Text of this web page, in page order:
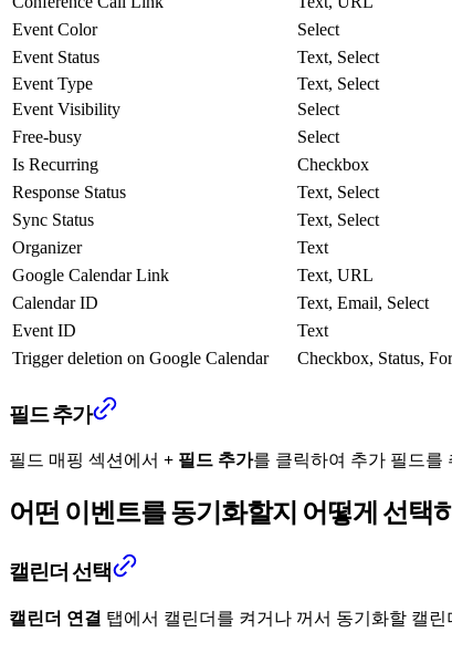
Event Color
Select
Event Status
Text, Select
Event Type
Text, Select
Event Visibility
Select
Free-busy
Select
Is Recurring
Checkbox
Response Status
Text, Select
Sync Status
Text, Select
Organizer
Text
Google Calendar Link
Text, URL
Calendar ID
Text, Email, Select
Event ID
Text
Trigger deletion on Google Calendar
Checkbox, Status,
필드 추가
필드 매핑 섹션에서 + 필드 추가를 클릭하여 추가 필드를
어떤 이벤트를 동기화할지 어떻게 선택
캘린더 선택
캘린더 연결 탭에서 캘린더를 켜거나 꺼서 동기화할 캘